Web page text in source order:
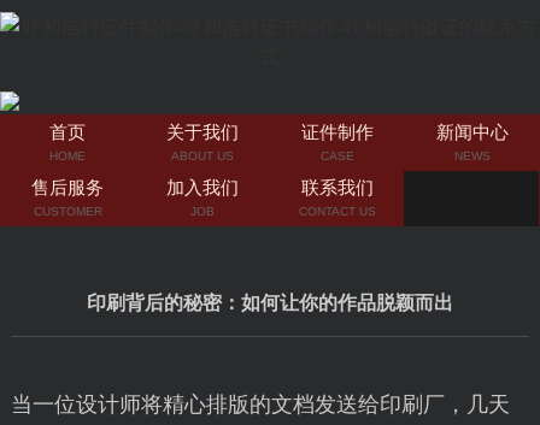
首页
HOME
关于我们
ABOUT US
证件制作
CASE
新闻中心
NEWS
售后服务
CUSTOMER
加入我们
JOB
联系我们
CONTACT US
印刷背后的秘密：如何让你的作品脱颖而出
当一位设计师将精心排版的文档发送给印刷厂，几天